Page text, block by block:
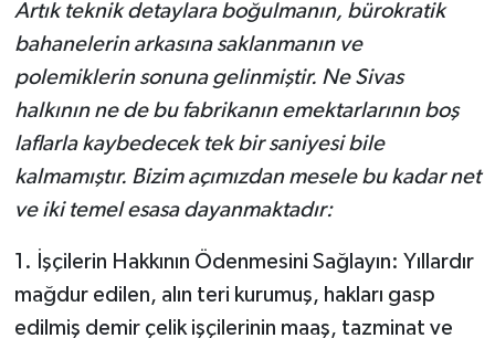
Artık teknik detaylara boğulmanın, bürokratik
bahanelerin arkasına saklanmanın ve
polemiklerin sonuna gelinmiştir. Ne Sivas
halkının ne de bu fabrikanın emektarlarının boş
laflarla kaybedecek tek bir saniyesi bile
kalmamıştır. Bizim açımızdan mesele bu kadar net
ve iki temel esasa dayanmaktadır:
1. İşçilerin Hakkının Ödenmesini Sağlayın: Yıllardır
mağdur edilen, alın teri kurumuş, hakları gasp
edilmiş demir çelik işçilerinin maaş, tazminat ve